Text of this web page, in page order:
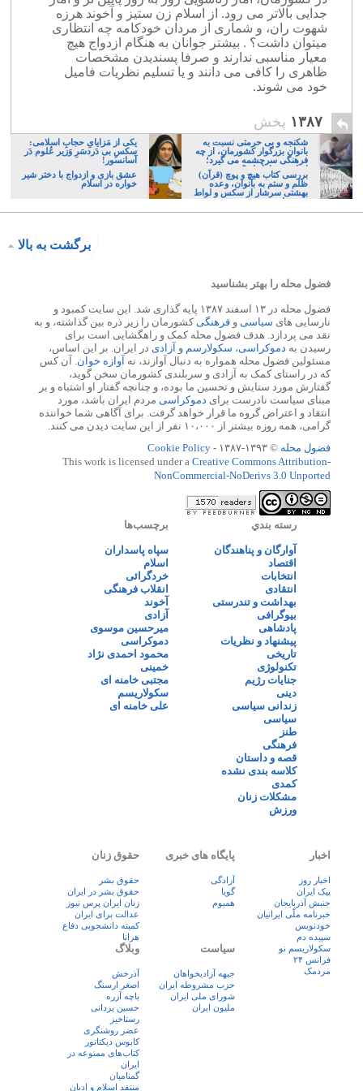
جدایی بالاتر می رود. از اسلام زن ستیز و آخوند هرزه
شهوت ران، و شماری از مردان خودکامه چه انتظاری
میتوان داشت؟ . بیشتر جوانان به هنگام ازدواج هیچ
معیار مناسبی ندارند و صرفا پسندیدن مشخصات
ظاهری را کافی می دانند و یا تسلیم نظریات فامیل
خود می شوند.
۱۳۸۷ پخش
شکنجه و بی حرمتی نسبت به
بانوان بزرگوار کشورمان، از چه
فرهنگی سرچشمه می گیرد؛
ایرانی، و یا تازیان؟
یکی از مَزایایِ حجابِ اسلامی:
سکسِ بی دَردسَرِ وَزیر عُلوم دَر
آسانسور!
بررسی کتاب هیچ و پوچ (قرآن)
ظلم و ستم به بانوان، وعده
بهشتی سرشار از سکس و لواط
به مردان – بخش دوم
عشق بازی و ازدواج با دختر شیر
خواره در اسلام
برگشت به بالا
فضول محله را بهتر بشناسید
فضول محله در ۱۳ اسفند ۱۳۸۷ پایه گذاری شد. این سایت کمبود و
نارسایی های سیاسی و فرهنگیکشورمان را زیر ذره بین گذاشته، و به
نقد می پردازد. هدف فضول محله کمک و راهگشایی است برای
رسیدن به دموکراسی، سکولارسم و آزادی در ایران. بر این اساس،
مسئولین فضول محله همواره به دنبال آوازند، نه آوازه خوان. آن کس
که در راستای کمک به آزادی و سربلندی کشورمان سخن گوید،
گفتارش مورد ستایش و تحسین ما بوده، و چنانچه گفتار او اشتباه و بر
مبنای سیاست نادرست برای دموکراسی مردم ایران باشد، مورد
انتقاد و اعتراض گروه ما قرار خواهد گرفت. برای آگاهی شما خواننده
گرامی، همه روزه بیشتر از ۱۰،۰۰۰ نفر از این سایت دیدن می کنند.
فضول محله © ۱۳۹۳-۱۳۸۷ -
Cookie Policy
This work is licensed under a Creative Commons Attribution-
NonCommercial-NoDerivs 3.0 Unported
رسته بندي
آوارگان و پناهندگان
اقتصاد
انتخابات
انتقادی
بهداشت و تندرستی
بیوگرافی
پادشاهی
پیشنهاد و نظریات
تاریخی
تکنولوژی
جنایات رژیم
دینی
زندانی سیاسی
سیاسی
طنز
فرهنگی
قصه و داستان
کلاسه بندی نشده
کمدی
مشکلات زنان
ورزش
برچسب‌ها
سپاه پاسداران
اسلام
خردگرائی
انقلاب فرهنگی
آخوند
آزادی
میرحسین موسوی
دموکراسی
محمود احمدی نژاد
خمینی
مجتبی خامنه ای
سکولاریسم
علی خامنه ای
اخبار
اخبار روز
پيک ايران
جنبش آذربایجان
خبرنامه ملّی ایرانیان
خودنویس
سپیده دم
سکولاریسم نو
فرانس ۲۴
مردمک
پایگاه های خبری
آزادگی
گویا
همبوم
حقوق زنان
حقوق بشر
حقوق بشر در ایران
زنان ايران پرس نيوز
عدالت برای ایران
کمیته دانشجویی دفاع
هرانا
سیاست
جبهه آزادیخواهان
حزب مشروطه ایران
شورای ملی ایران
ملیون ایران
وبلاگ
آذرخش
اصغر ارسنگ
باچه آزره
حسین یزدانی
رستاخیز
عضر روشنگری
کابوس دیکتاتور
کتاب‌های ممنوعه در
ایران
گمنامیان
منتقد اسلام و ادیان